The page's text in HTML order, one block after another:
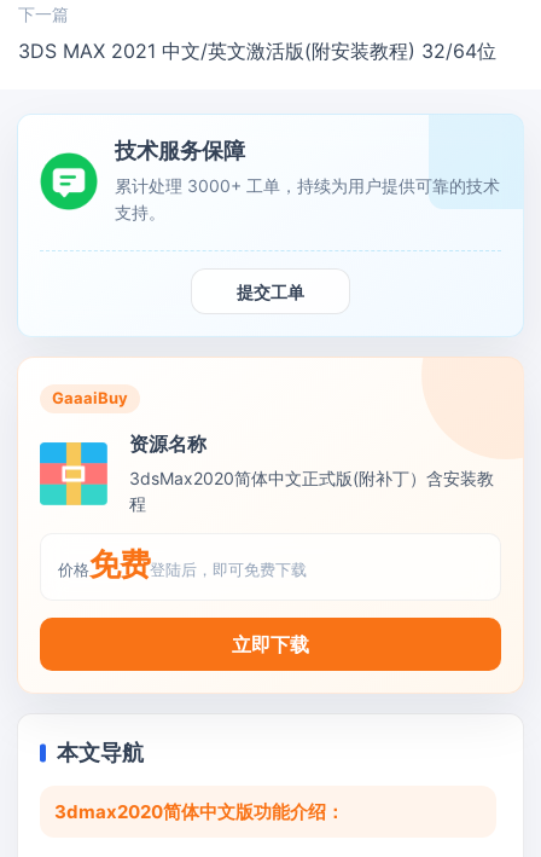
下一篇
3DS MAX 2021 中文/英文激活版(附安装教程) 32/64位
技术服务保障
累计处理 3000+ 工单，持续为用户提供可靠的技术
支持。
提交工单
GaaaiBuy
资源名称
3dsMax2020简体中文正式版(附补丁）含安装教
程
价格免费登陆后，即可免费下载
立即下载
本文导航
3dmax2020简体中文版功能介绍：